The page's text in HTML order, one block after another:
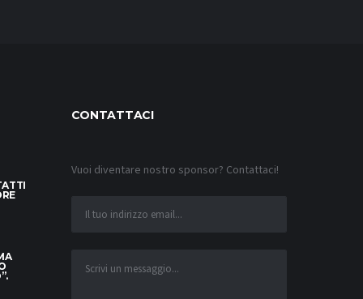
CONTATTACI
Vuoi diventare nostro sponsor? Contattaci!